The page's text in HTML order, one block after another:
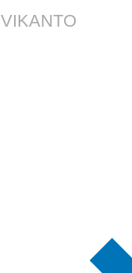
VIKANTO